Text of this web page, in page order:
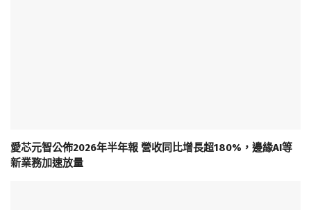
愛芯元智公佈2026年半年報 營收同比增長超180%，邊緣AI等
新業務加速放量